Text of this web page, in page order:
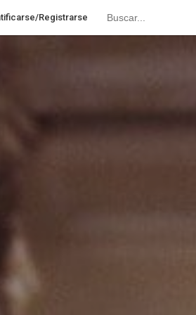
Registrarse